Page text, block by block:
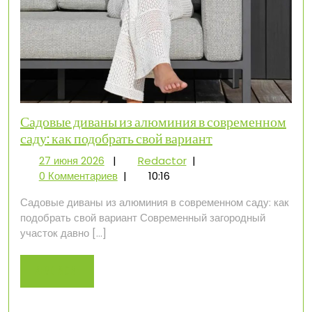
Садовые диваны из алюминия в современном
саду: как подобрать свой вариант
27 июня 202627
июня
| RedactorСадовые
алюминия
в
|
0 Комментариев |
10:16
Садовые диваны из алюминия в современном саду: как
подобрать свой вариант Современный загородный
участок давно […]
More